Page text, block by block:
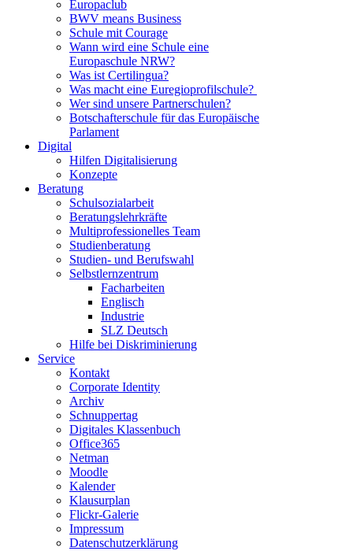
Europaclub
BWV means Business
Schule mit Courage
Wann wird eine Schule eine
Europaschule NRW?
Was ist Certilingua?
Was macht eine Euregioprofilschule?
Wer sind unsere Partnerschulen?
Botschafterschule für das Europäische
Parlament
Digital
Hilfen Digitalisierung
Konzepte
Beratung
Schulsozialarbeit
Beratungslehrkräfte
Multiprofessionelles Team
Studienberatung
Studien- und Berufswahl
Selbstlernzentrum
Facharbeiten
Englisch
Industrie
SLZ Deutsch
Hilfe bei Diskriminierung
Service
Kontakt
Corporate Identity
Archiv
Schnuppertag
Digitales Klassenbuch
Office365
Netman
Moodle
Kalender
Klausurplan
Flickr-Galerie
Impressum
Datenschutzerklärung